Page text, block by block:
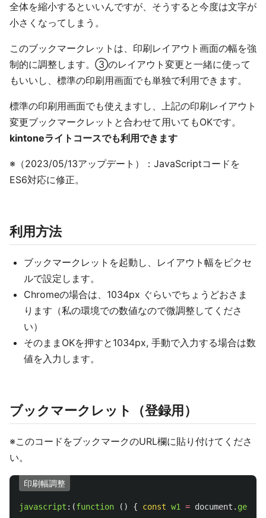
全体を縮小するといいんですが、そうすると今度は文字が
小さくなってしまう。
このブックマークレットは、印刷レイアウト画面の幅を強
制的に調整します。③のレイアウト変更と一緒に使って
もいいし、標準の印刷用画面でも単独で利用できます。
標準の印刷用画面でも使えますし、上記の印刷レイアウト
変更ブックマークレットと合わせて用いてもOKです。
kintoneライトコースでも利用できます
※（2023/05/13アップデート）：JavaScriptコードを
ES6対応に修正。
利用方法
ブックマークレットを起動し、レイアウト幅をピクセ
ルで設定します。
Chromeの場合は、1034px ぐらいでちょうどおさま
ります（私の環境での数値なので微調整してくださ
い）
そのままOKを押すと1034px, 手動で入力する場合は数
値を入力します。
ブックマークレット（登録用）
※このコードをブックマークのURL欄に貼り付けてくださ
い。
印刷幅調整
javascript :(function () { const w1 = document .